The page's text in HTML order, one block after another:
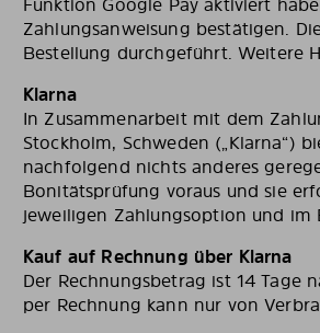
Zahlungsanweisung bestätigen.
Bestellung durchgeführt. Weitere
Klarna
In Zusammenarbeit mit dem
Stockholm, Schweden („Klarna“)
nachfolgend nichts anderes
Bonitätsprüfung voraus und sie
jeweiligen Zahlungsoption und im
Kauf auf Rechnung über Klarna
Der Rechnungsbetrag ist 14 Tage
per Rechnung kann nur von